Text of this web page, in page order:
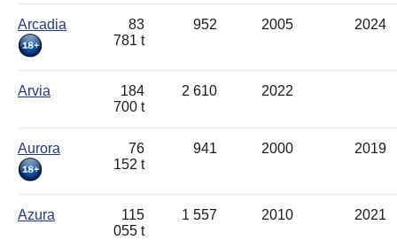
Arcadia
83
781 t
952 2005 2024
Arvia
184
700 t
2 610 2022
Aurora
76
152 t
941 2000 2019
Azura
115
055 t
1 557 2010 2021